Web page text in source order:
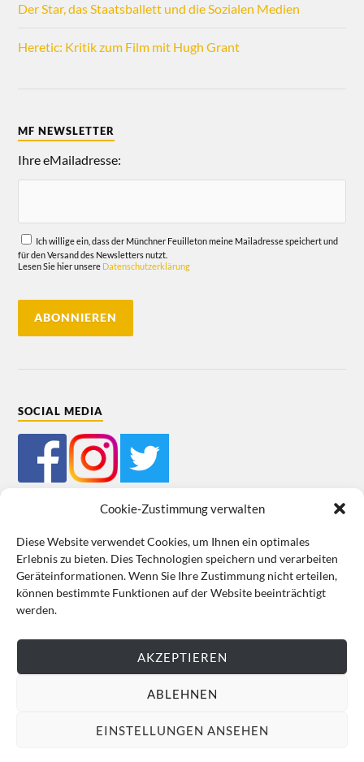
Cookie-Zustimmung verwalten
Diese Website verwendet Cookies, um Ihnen ein optimales
Erlebnis zu bieten. Dies Technologien speichern und verarbeiten
Geräteinformationen. Wenn Sie Ihre Zustimmung nicht erteilen,
können bestimmte Funktionen auf der Website beeinträchtigt
werden.
AKZEPTIEREN
ABLEHNEN
EINSTELLUNGEN ANSEHEN
Der Star, das Staatsballett und die Sozialen Medien
Heretic: Kritik zum Film mit Hugh Grant
MF NEWSLETTER
Ihre eMailadresse:
Ich willige ein, dass der Münchner Feuilleton meine Mailadresse speichert und
für den Versand des Newsletters nutzt.
Lesen Sie hier unsere Datenschutzerklärung
SOCIAL MEDIA
Mein Bestellkonto Kundeninformationen Datenschutz
Cookie-Richtlinie (EU) Impressum
VERTRAG WIDERRUFEN